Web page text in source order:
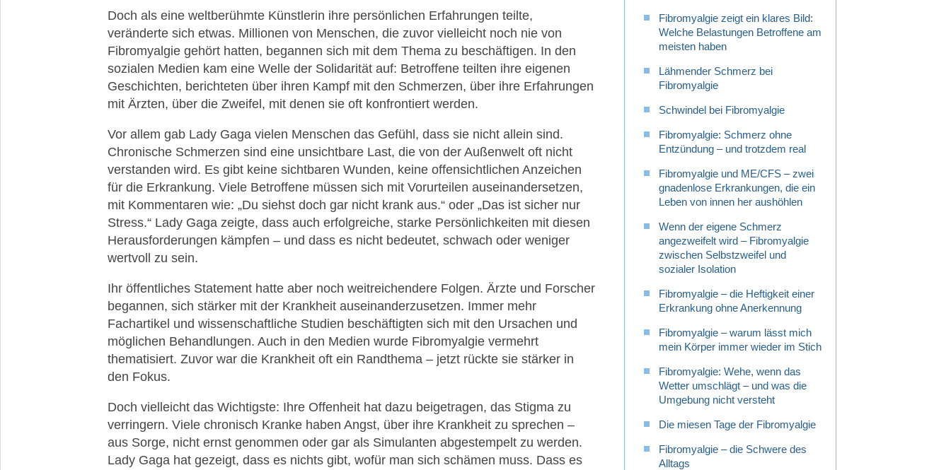
Doch als eine weltberühmte Künstlerin ihre persönlichen Erfahrungen teilte,
veränderte sich etwas. Millionen von Menschen, die zuvor vielleicht noch nie von
Fibromyalgie gehört hatten, begannen sich mit dem Thema zu beschäftigen. In den
sozialen Medien kam eine Welle der Solidarität auf: Betroffene teilten ihre eigenen
Geschichten, berichteten über ihren Kampf mit den Schmerzen, über ihre Erfahrungen
mit Ärzten, über die Zweifel, mit denen sie oft konfrontiert werden.
Vor allem gab Lady Gaga vielen Menschen das Gefühl, dass sie nicht allein sind.
Chronische Schmerzen sind eine unsichtbare Last, die von der Außenwelt oft nicht
verstanden wird. Es gibt keine sichtbaren Wunden, keine offensichtlichen Anzeichen
für die Erkrankung. Viele Betroffene müssen sich mit Vorurteilen auseinandersetzen,
mit Kommentaren wie: „Du siehst doch gar nicht krank aus.“ oder „Das ist sicher nur
Stress.“ Lady Gaga zeigte, dass auch erfolgreiche, starke Persönlichkeiten mit diesen
Herausforderungen kämpfen – und dass es nicht bedeutet, schwach oder weniger
wertvoll zu sein.
Ihr öffentliches Statement hatte aber noch weitreichendere Folgen. Ärzte und Forscher
begannen, sich stärker mit der Krankheit auseinanderzusetzen. Immer mehr
Fachartikel und wissenschaftliche Studien beschäftigten sich mit den Ursachen und
möglichen Behandlungen. Auch in den Medien wurde Fibromyalgie vermehrt
thematisiert. Zuvor war die Krankheit oft ein Randthema – jetzt rückte sie stärker in
den Fokus.
Doch vielleicht das Wichtigste: Ihre Offenheit hat dazu beigetragen, das Stigma zu
verringern. Viele chronisch Kranke haben Angst, über ihre Krankheit zu sprechen –
aus Sorge, nicht ernst genommen oder gar als Simulanten abgestempelt zu werden.
Lady Gaga hat gezeigt, dass es nichts gibt, wofür man sich schämen muss. Dass es
Fibromyalgie zeigt ein klares Bild:
Welche Belastungen Betroffene am
meisten haben
Lähmender Schmerz bei
Fibromyalgie
Schwindel bei Fibromyalgie
Fibromyalgie: Schmerz ohne
Entzündung – und trotzdem real
Fibromyalgie und ME/CFS – zwei
gnadenlose Erkrankungen, die ein
Leben von innen her aushöhlen
Wenn der eigene Schmerz
angezweifelt wird – Fibromyalgie
zwischen Selbstzweifel und
sozialer Isolation
Fibromyalgie – die Heftigkeit einer
Erkrankung ohne Anerkennung
Fibromyalgie – warum lässt mich
mein Körper immer wieder im Stich
Fibromyalgie: Wehe, wenn das
Wetter umschlägt – und was die
Umgebung nicht versteht
Die miesen Tage der Fibromyalgie
Fibromyalgie – die Schwere des
Alltags